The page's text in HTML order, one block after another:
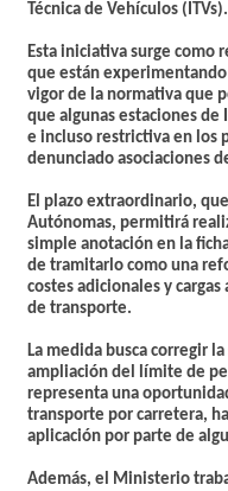
Técnica de Vehículos (ITVs).
Esta iniciativa surge como
que están
vigor de la normativa que
que algunas estaciones de
e incluso restrictiva en los
denunciado asociaciones
El plazo extraordinario,
Autónomas, permitirá
simple anotación en la
de tramitarlo como una
costes adicionales y
de transporte.
La medida busca corregir
ampliación del límite de
representa una
transporte por carretera,
aplicación por parte de
Además, el Ministerio